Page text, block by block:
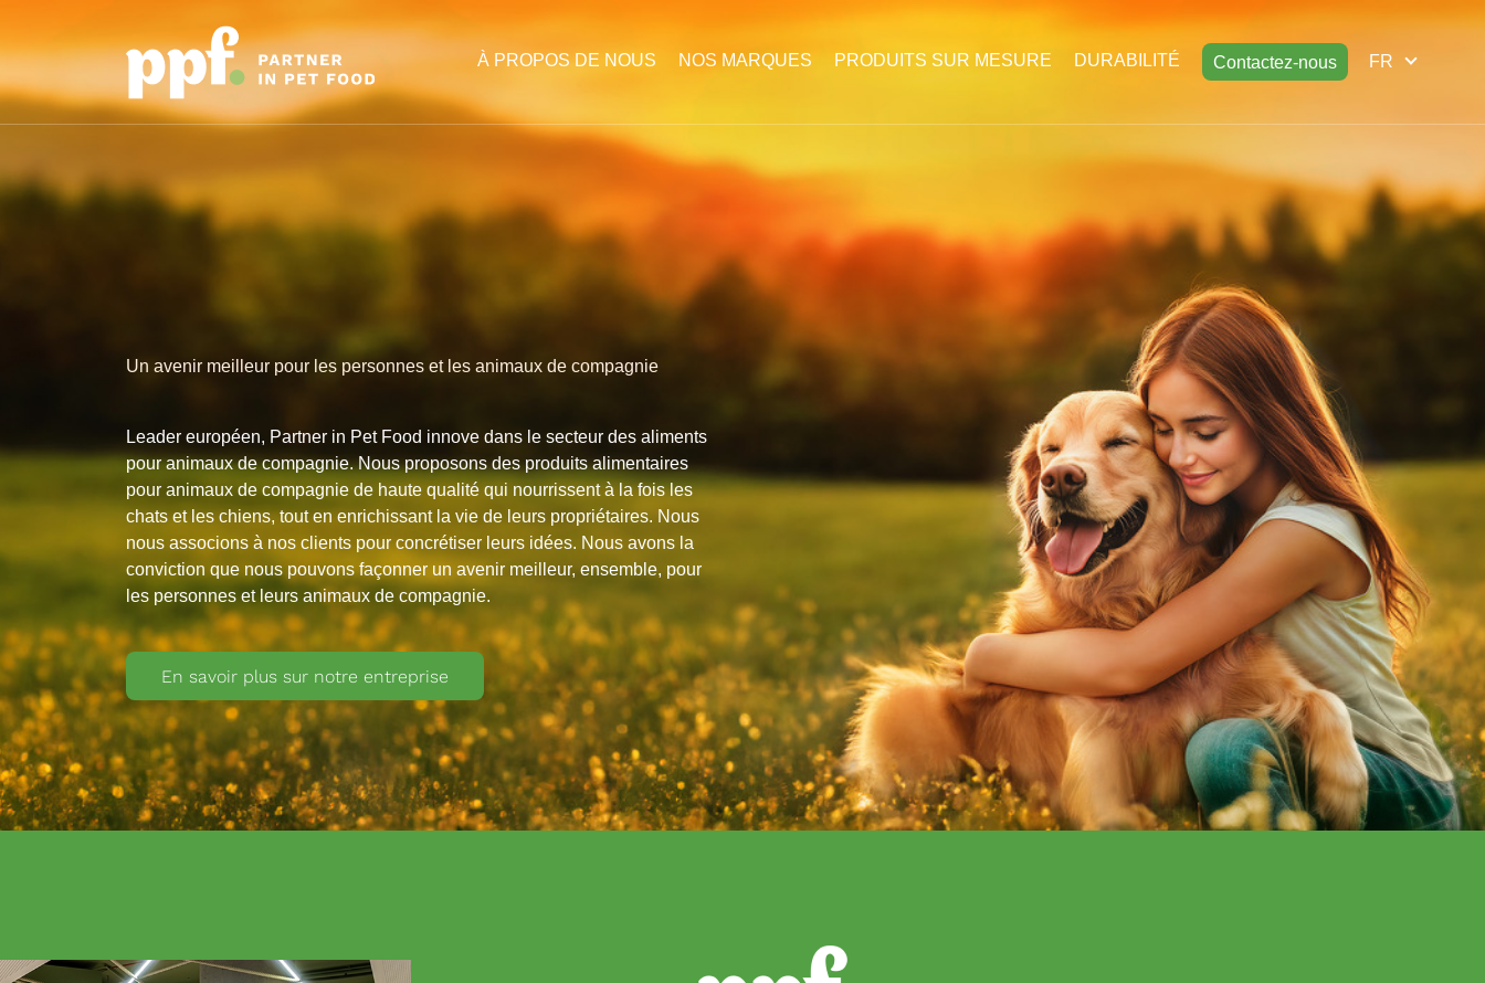
À PROPOS DE NOUS NOS MARQUES PRODUITS SUR MESURE DURABILITÉ Contactez-nous FR
Un avenir meilleur pour les personnes et les animaux de compagnie
Leader européen, Partner in Pet Food innove dans le secteur des aliments
pour animaux de compagnie. Nous proposons des produits alimentaires
pour animaux de compagnie de haute qualité qui nourrissent à la fois les
chats et les chiens, tout en enrichissant la vie de leurs propriétaires. Nous
nous associons à nos clients pour concrétiser leurs idées. Nous avons la
conviction que nous pouvons façonner un avenir meilleur, ensemble, pour
les personnes et leurs animaux de compagnie.
En savoir plus sur notre entreprise